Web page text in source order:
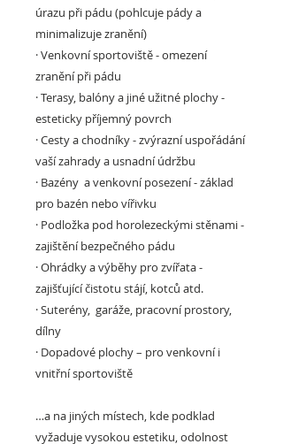
úrazu při pádu (pohlcuje pády a
minimalizuje zranění)
·Venkovní sportoviště- omezení
zranění při pádu
·Terasy, balóny a jiné užitné plochy-
esteticky příjemný povrch
·Cesty a chodníky- zvýrazní uspořádání
vaší zahrady a usnadní údržbu
· Bazény a venkovní posezení -základ
pro bazén nebo vířivku
· Podložka pod horolezeckými stěnami-
zajištění bezpečného pádu
·Ohrádky a výběhy pro zvířata-
zajišťující čistotu stájí, kotců atd.
·Suterény, garáže, pracovní prostory,
dílny
· Dopadové plochy – pro venkovní i
vnitřní sportoviště
…a na jiných místech, kde podklad
vyžaduje vysokou estetiku, odolnost